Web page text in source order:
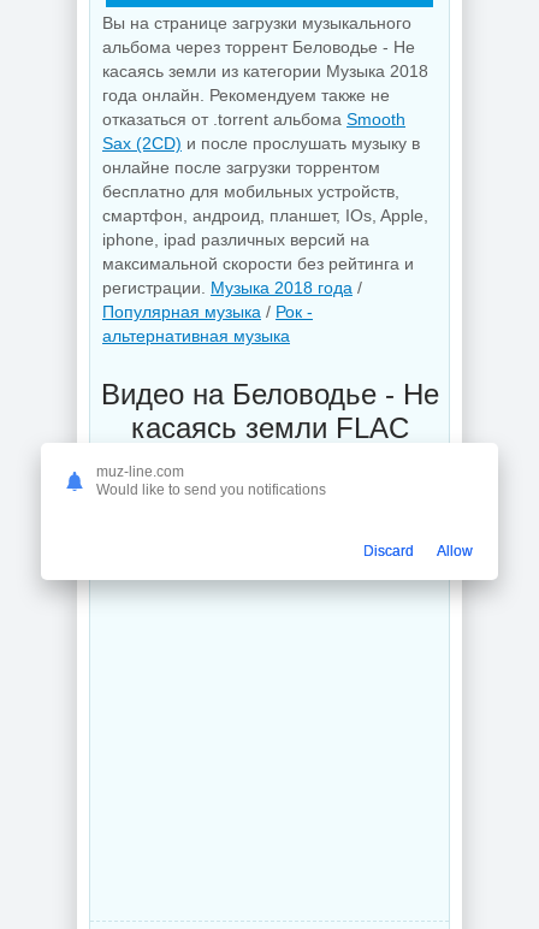
Вы на странице загрузки музыкального
альбома через торрент Беловодье - Не
касаясь земли из категории Музыка 2018
года онлайн. Рекомендуем также не
отказаться от .torrent альбома Smooth
Sax (2CD) и после прослушать музыку в
онлайне после загрузки торрентом
бесплатно для мобильных устройств,
смартфон, андроид, планшет, IOs, Apple,
iphone, ipad различных версий на
максимальной скорости без рейтинга и
регистрации. Музыка 2018 года /
Популярная музыка / Рок -
альтернативная музыка
Видео на Беловодье - Не
касаясь земли FLAC
(2018) смотреть онлайн с
ютуб
muz-line.com
Would like to send you notifications
Discard Allow